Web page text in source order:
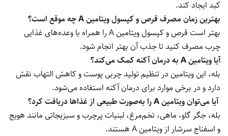
کبد ایجاد کند.
بهترین زمان مصرف قرص و کپسول ویتامین A چه موقع است؟
بهتر است قرص و کپسول ویتامین A را همراه با وعده‌های غذایی
چرب مصرف کنید تا جذب آن بهتر انجام شود.
آیا ویتامین A به درمان آکنه کمک می‌کند؟
بله، این ویتامین در تنظیم تولید چربی پوست و کاهش التهاب نقش
دارد و در برخی موارد برای درمان آکنه استفاده می‌شود.
آیا می‌توان ویتامین A را به‌صورت طبیعی از غذاها دریافت کرد؟
بله، جگر گاو، ماهی، تخم‌مرغ، لبنیات پرچرب و سبزیجاتی مانند هویج
و اسفناج سرشار از ویتامین A هستند.